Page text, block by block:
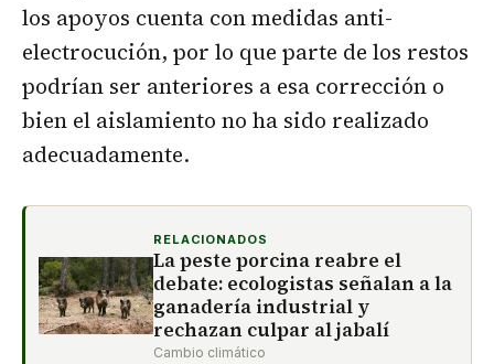
los apoyos cuenta con medidas anti-
electrocución, por lo que parte de los restos
podrían ser anteriores a esa corrección o
bien el aislamiento no ha sido realizado
adecuadamente.
RELACIONADOS
La peste porcina reabre el
debate: ecologistas señalan a la
ganadería industrial y
rechazan culpar al jabalí
Cambio climático